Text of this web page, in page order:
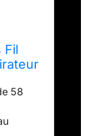
Fil
et
58